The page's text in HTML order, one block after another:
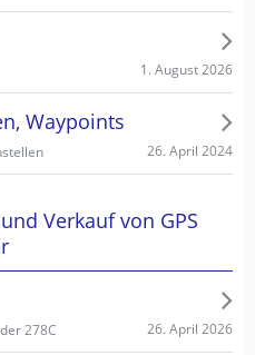
1. August 2026
Waypoints
26. April 2024
Verkauf von GPS
278C 26. April 2026